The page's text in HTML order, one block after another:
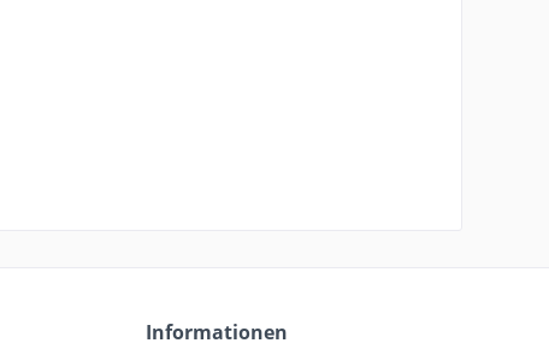
Informationen